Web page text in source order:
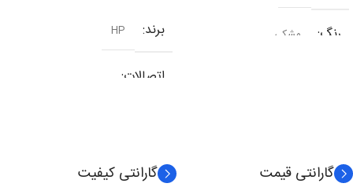
رنگ مشکی برند HP
اتصالات
نوع کارکرد
گارانتی قیمت گارانتی کیفیت